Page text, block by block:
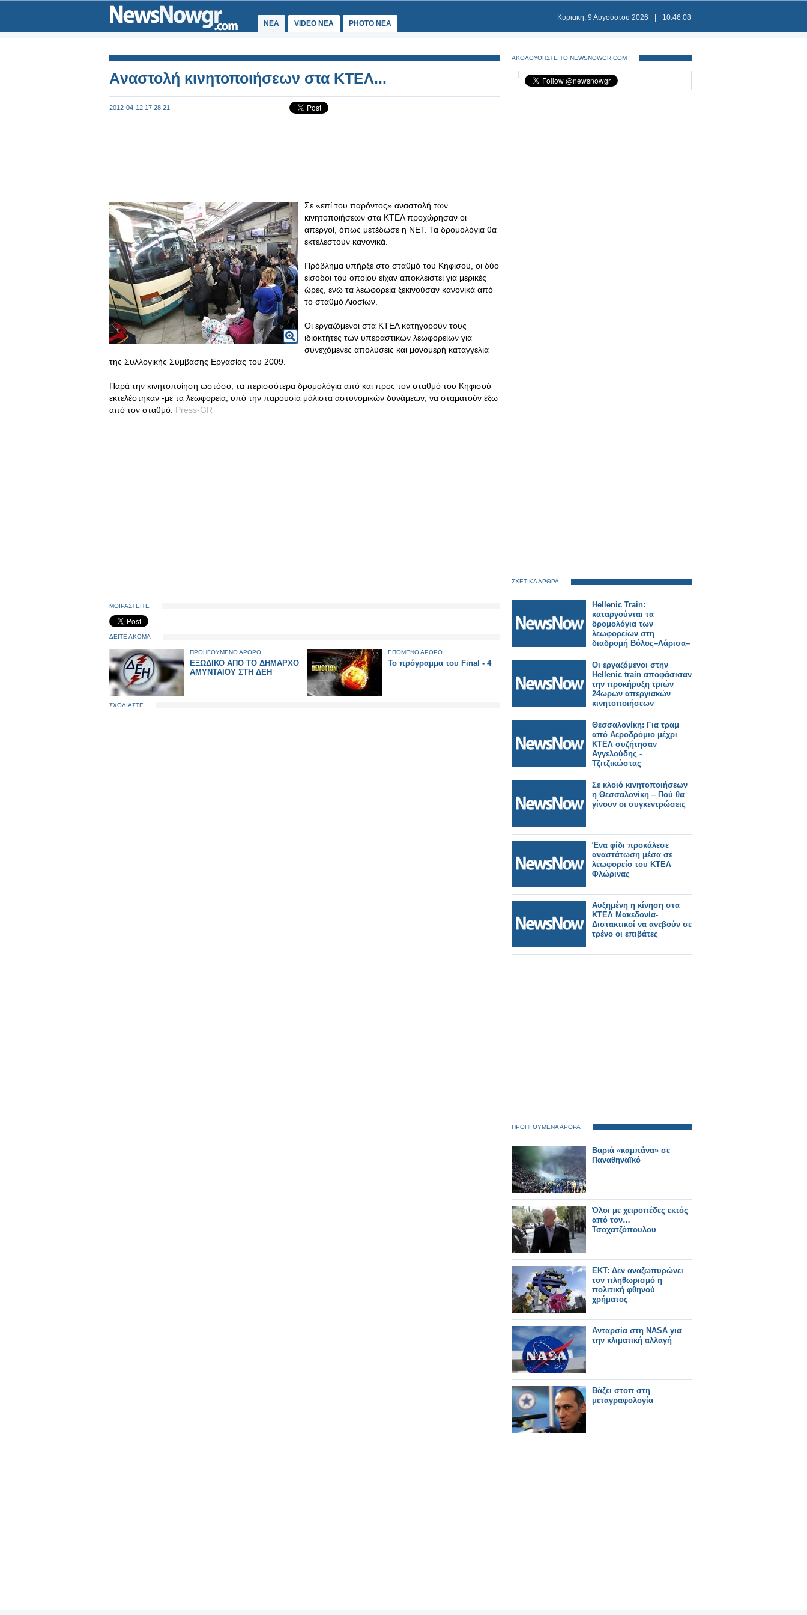
ΝΕΑ VIDEO NEA PHOTO NEA
Κυριακή, 9 Αυγούστου 2026 10:46:08
Aναστολή κινητοποιήσεων στα ΚΤΕΛ...
2012-04-12 17:28:21
Σε «επί του παρόντος» αναστολή των
κινητοποιήσεων στα ΚΤΕΛ προχώρησαν οι
απεργοί, όπως μετέδωσε η ΝΕΤ. Τα δρομολόγια θα
εκτελεστούν κανονικά.
Πρόβλημα υπήρξε στο σταθμό του Κηφισού, οι δύο
είσοδοι του οποίου είχαν αποκλειστεί για μερικές
ώρες, ενώ τα λεωφορεία ξεκινούσαν κανονικά από
το σταθμό Λιοσίων.
Οι εργαζόμενοι στα ΚΤΕΛ κατηγορούν τους
ιδιοκτήτες των υπεραστικών λεωφορείων για
συνεχόμενες απολύσεις και μονομερή καταγγελία
της Συλλογικής Σύμβασης Εργασίας του 2009.
Παρά την κινητοποίηση ωστόσο, τα περισσότερα δρομολόγια από και προς τον σταθμό του Κηφισού
εκτελέστηκαν -με τα λεωφορεία, υπό την παρουσία μάλιστα αστυνομικών δυνάμεων, να σταματούν έξω
από τον σταθμό. Press-GR
ΜΟΙΡΑΣΤΕΙΤΕ
ΔΕΙΤΕ ΑΚΟΜΑ
ΠΡΟΗΓΟΥΜΕΝΟ ΑΡΘΡΟ
ΕΞΩΔΙΚΟ ΑΠΟ ΤΟ ΔΗΜΑΡΧΟ
ΑΜΥΝΤΑΙΟΥ ΣΤΗ ΔΕΗ
ΕΠΟΜΕΝΟ ΑΡΘΡΟ
Το πρόγραμμα του Final - 4
ΣΧΟΛΙΑΣΤΕ
ΑΚΟΛΟΥΘΗΣΤΕ ΤΟ NEWSNOWGR.COM
ΣΧΕΤΙΚΑ ΑΡΘΡΑ
Hellenic Train:
καταργούνται τα
δρομολόγια των
λεωφορείων στη
διαδρομή Βόλος–Λάρισα–
Βόλος εξαιτίας των
αγροτικών
κινητοποιήσεων.
Οι εργαζόμενοι στην
Hellenic train αποφάσισαν
την προκήρυξη τριών
24ωρων απεργιακών
κινητοποιήσεων
Θεσσαλονίκη: Για τραμ
από Αεροδρόμιο μέχρι
ΚΤΕΛ συζήτησαν
Αγγελούδης -
Τζιτζικώστας
Σε κλοιό κινητοποιήσεων
η Θεσσαλονίκη – Πού θα
γίνουν οι συγκεντρώσεις
Ένα φίδι προκάλεσε
αναστάτωση μέσα σε
λεωφορείο του ΚΤΕΛ
Φλώρινας
Αυξημένη η κίνηση στα
ΚΤΕΛ Μακεδονία-
Διστακτικοί να ανεβούν σε
τρένο οι επιβάτες
ΠΡΟΗΓΟΥΜΕΝΑ ΑΡΘΡΑ
Βαριά «καμπάνα» σε
Παναθηναϊκό
Όλοι με χειροπέδες εκτός
από τον…
Τσοχατζόπουλου
EKT: Δεν αναζωπυρώνει
τον πληθωρισμό η
πολιτική φθηνού
χρήματος
Aνταρσία στη NASA για
την κλιματική αλλαγή
Βάζει στοπ στη
μεταγραφολογία